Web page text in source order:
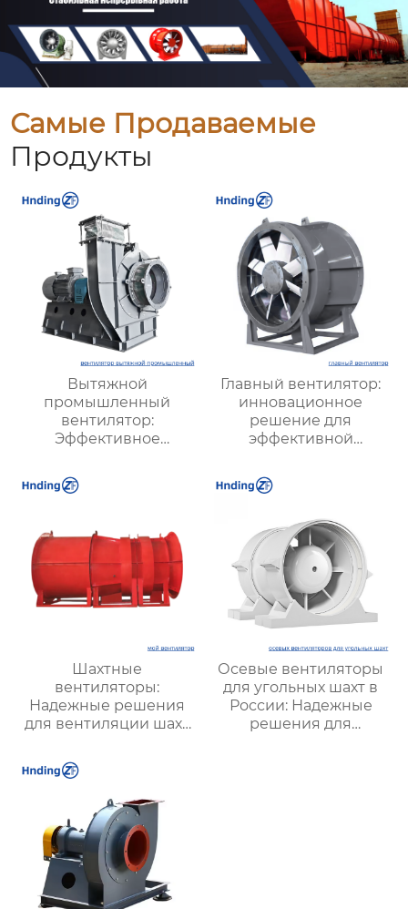
Самые Продаваемые
Продукты
Вытяжной
промышленный
вентилятор:
Эффективное
надежной вентиляции
Главный вентилятор:
инновационное
решение для
эффективной
оптимизации работы
Шахтные
вентиляторы:
Надежные решения
для вентиляции шахт
| Купить с доставкой
Осевые вентиляторы
для угольных шахт в
России: Надежные
решения для